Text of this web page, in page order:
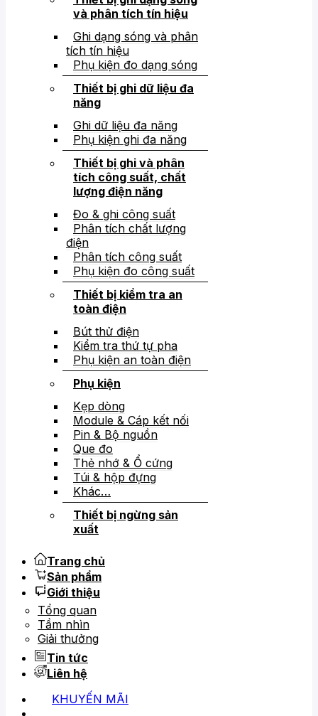
và phân tích tín hiệu
Ghi dạng sóng và phân
tích tín hiệu
Phụ kiện đo dạng sóng
Thiết bị ghi dữ liệu đa
năng
Ghi dữ liệu đa năng
Phụ kiện ghi đa năng
Thiết bị ghi và phân
tích công suất, chất
lượng điện năng
Đo & ghi công suất
Phân tích chất lượng
điện
Phân tích công suất
Phụ kiện đo công suất
Thiết bị kiểm tra an
toàn điện
Bút thử điện
Kiểm tra thứ tự pha
Phụ kiện an toàn điện
Phụ kiện
Kẹp dòng
Module & Cáp kết nối
Pin & Bộ nguồn
Que đo
Thẻ nhớ & Ổ cứng
Túi & hộp đựng
Khác…
Thiết bị ngừng sản
xuất
Trang chủ
Sản phẩm
Giới thiệu
Tổng quan
Tầm nhìn
Giải thưởng
Tin tức
Liên hệ
KHUYẾN MÃI